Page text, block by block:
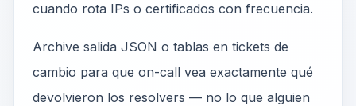
cuando rota IPs o certificados con frecuencia.
Archive salida JSON o tablas en tickets de
cambio para que on-call vea exactamente qué
devolvieron los resolvers — no lo que alguien